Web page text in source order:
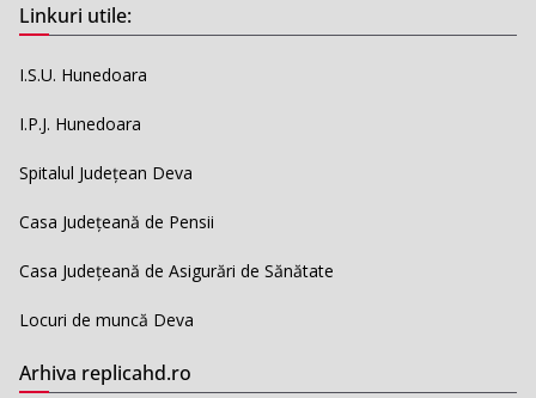
Linkuri utile:
I.S.U. Hunedoara
I.P.J. Hunedoara
Spitalul Județean Deva
Casa Județeană de Pensii
Casa Județeană de Asigurări de Sănătate
Locuri de muncă Deva
Arhiva replicahd.ro